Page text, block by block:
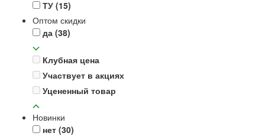
ТУ (15)
Оптом скидки
да (38)
Клубная цена
Участвует в акциях
Уцененный товар
Новинки
нет (30)